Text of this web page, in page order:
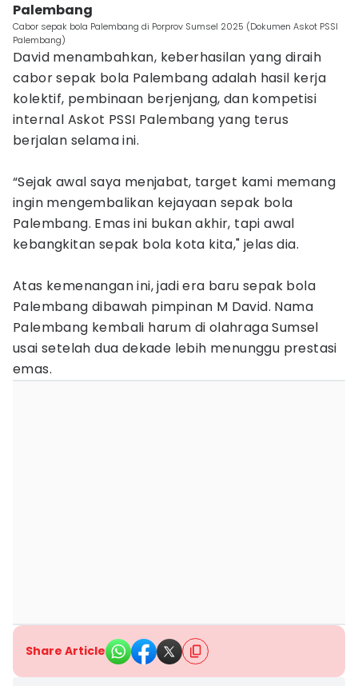
Palembang
Cabor sepak bola Palembang di Porprov Sumsel 2025 (Dokumen Askot PSSI
Palembang)
David menambahkan, keberhasilan yang diraih
cabor sepak bola Palembang adalah hasil kerja
kolektif, pembinaan berjenjang, dan kompetisi
internal Askot PSSI Palembang yang terus
berjalan selama ini.
“Sejak awal saya menjabat, target kami memang
ingin mengembalikan kejayaan sepak bola
Palembang. Emas ini bukan akhir, tapi awal
kebangkitan sepak bola kota kita," jelas dia.
Atas kemenangan ini, jadi era baru sepak bola
Palembang dibawah pimpinan M David. Nama
Palembang kembali harum di olahraga Sumsel
usai setelah dua dekade lebih menunggu prestasi
emas.
Share Article